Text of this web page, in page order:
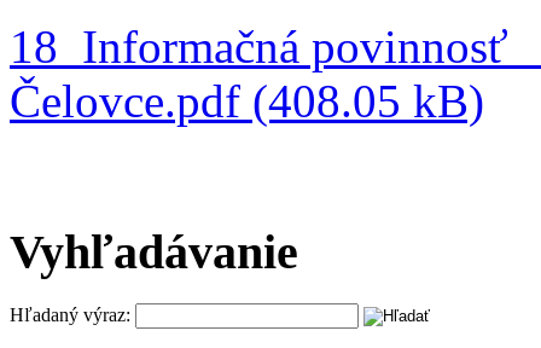
18_Informačná povinnosť
Čelovce.pdf (408.05 kB)
Vyhľadávanie
Hľadaný výraz: